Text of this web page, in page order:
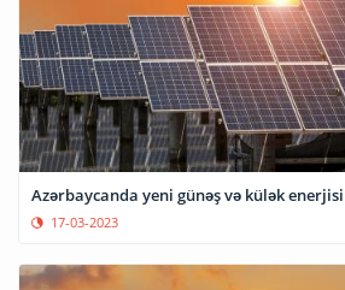
Azərbaycanda yeni günəş və külək
17-03-2023